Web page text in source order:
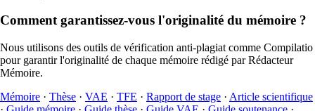
Comment garantissez-vous l'originalité du mémoire ?
Nous utilisons des outils de vérification anti-plagiat comme Compilatio
pour garantir l'originalité de chaque mémoire rédigé par Rédacteur
Mémoire.
Mémoire · Thèse · VAE · TFE · Rapport de stage · Article scientifique